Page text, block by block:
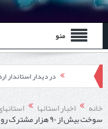
منو
در دیدار استاندار
توسعه همکاری
خانه اخبار استانها
سوخت بیش از ٩٠ هزار مشترک روستایی در کردستان